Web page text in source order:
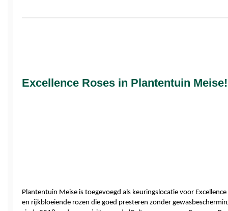
Excellence Roses in Plantentuin Meise!
Plantentuin Meise is toegevoegd als keuringslocatie voor
en rijkbloeiende rozen die goed presteren zonder